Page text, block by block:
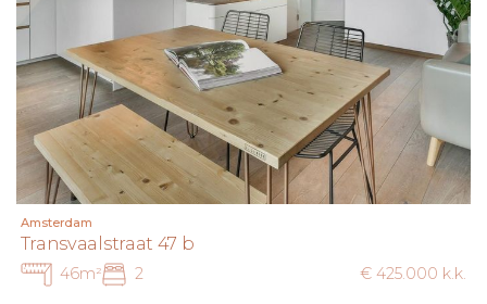
Amsterdam
Transvaalstraat 47 b
46m² 2 € 425.000 k.k.